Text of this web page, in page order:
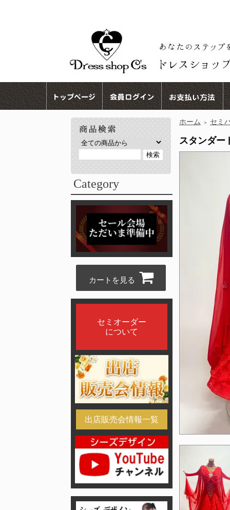
Category
カートを見る
セミオーダー
について
出店販売会情報一覧
ホーム ＞ セミ
スタンダ